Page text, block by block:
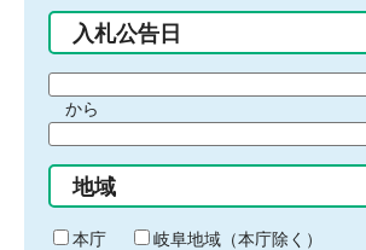
入札公告日
間
始
り
から
間
終
わ
地域
本庁
岐阜地域（本庁除く）